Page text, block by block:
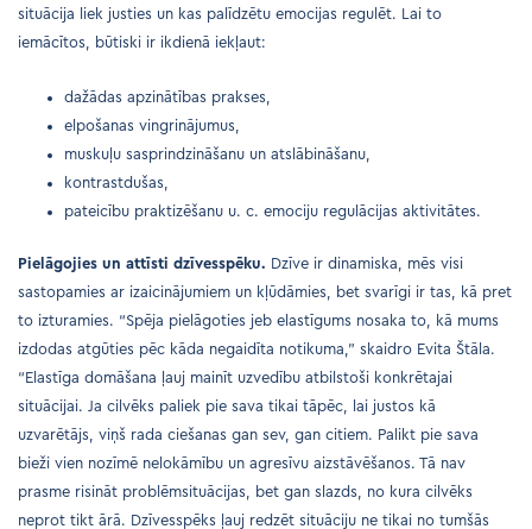
situācija liek justies un kas palīdzētu emocijas regulēt. Lai to
iemācītos, būtiski ir ikdienā iekļaut:
dažādas apzinātības prakses,
elpošanas vingrinājumus,
muskuļu sasprindzināšanu un atslābināšanu,
kontrastdušas,
pateicību praktizēšanu u. c. emociju regulācijas aktivitātes.
Pielāgojies un attīsti dzīvesspēku. Dzīve ir dinamiska, mēs visi
sastopamies ar izaicinājumiem un kļūdāmies, bet svarīgi ir tas, kā pret
to izturamies. “Spēja pielāgoties jeb elastīgums nosaka to, kā mums
izdodas atgūties pēc kāda negaidīta notikuma,” skaidro Evita Štāla.
“Elastīga domāšana ļauj mainīt uzvedību atbilstoši konkrētajai
situācijai. Ja cilvēks paliek pie sava tikai tāpēc, lai justos kā
uzvarētājs, viņš rada ciešanas gan sev, gan citiem. Palikt pie sava
bieži vien nozīmē nelokāmību un agresīvu aizstāvēšanos. Tā nav
prasme risināt problēmsituācijas, bet gan slazds, no kura cilvēks
neprot tikt ārā. Dzīvesspēks ļauj redzēt situāciju ne tikai no tumšās